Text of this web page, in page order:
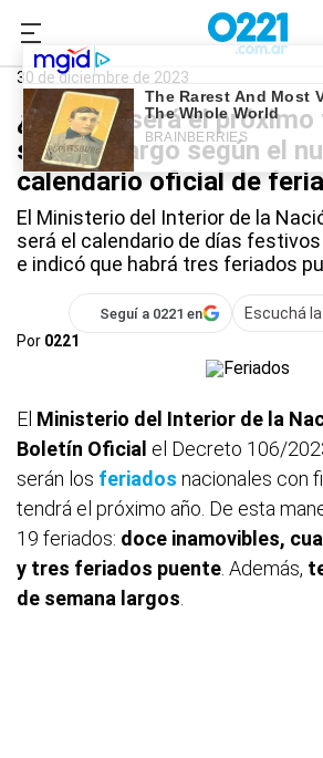
0221.com.ar
Feriados
30 de diciembre de 2023
¿Cuándo será el próximo
semana largo según el
calendario oficial de
El Ministerio del Interior de la
será el calendario de días
e indicó que habrá tres feriados
Seguí a 0221 en
Escuchá
Por 0221
El Ministerio del Interior de la
Boletín Oficial el Decreto 106/
serán los feriados nacionales con
tendrá el próximo año. De esta
19 feriados: doce inamovibles,
y tres feriados puente . Además,
de semana largos